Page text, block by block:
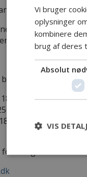
andet.
over 18 år og
over 18 år og børn
andet
år)
år)
til og med 24 år)
forening under
Vi bruger
oplysninger
kombinere
brug af deres
Absolut
VIS